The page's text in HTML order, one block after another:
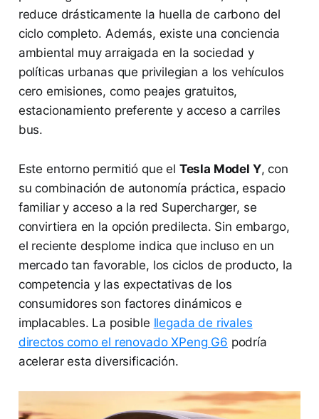
reduce drásticamente la huella de carbono del
ciclo completo. Además, existe una conciencia
ambiental muy arraigada en la sociedad y
políticas urbanas que privilegian a los vehículos
cero emisiones, como peajes gratuitos,
estacionamiento preferente y acceso a carriles
bus.
Este entorno permitió que el Tesla Model Y, con
su combinación de autonomía práctica, espacio
familiar y acceso a la red Supercharger, se
convirtiera en la opción predilecta. Sin embargo,
el reciente desplome indica que incluso en un
mercado tan favorable, los ciclos de producto, la
competencia y las expectativas de los
consumidores son factores dinámicos e
implacables. La posible llegada de rivales
directos como el renovado XPeng G6 podría
acelerar esta diversificación.